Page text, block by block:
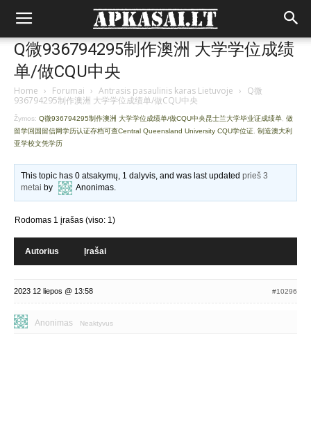
Q微936794295制作澳洲 大学学位成绩
单/做CQU中央
Home › Forumai › Antrasis pasaulinis karas Lietuvoje › Q微
936794295制作澳洲 大学学位成绩单/做CQU中央
Žymos: Q微936794295制作澳洲 大学学位成绩单/做CQU中央昆士兰大学毕业证成绩单 做
留学回国留信网学历认证存档可查Central Queensland University CQU学位证 制造澳大利
亚学校文凭学历
This topic has 0 atsakymų, 1 dalyvis, and was last updatedprieš 3
metai by Anonimas.
Rodomas 1 įrašas (viso: 1)
Autorius Įrašai
2023 12 liepos @ 13:58 #10296
Anonimas Neaktyvus